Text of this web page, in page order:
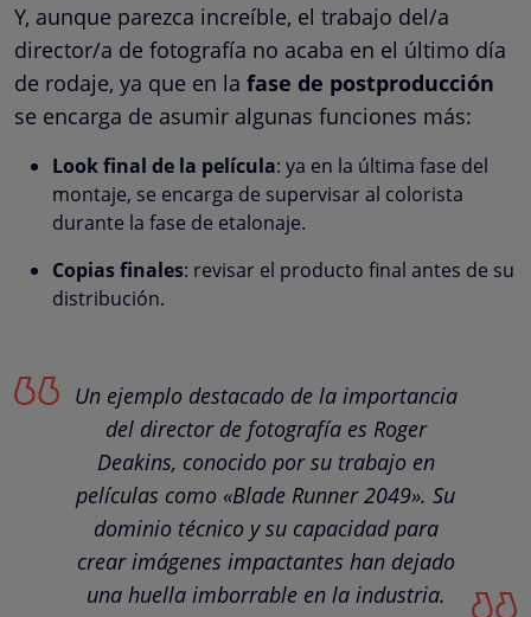
Y, aunque parezca increíble, el trabajo del/a
director/a de fotografía no acaba en el último día
de rodaje, ya que en la fase de postproducción
se encarga de asumir algunas funciones más:
Look final de la película: ya en la última fase del
montaje, se encarga de supervisar al colorista
durante la fase de etalonaje.
Copias finales: revisar el producto final antes de su
distribución.
Un ejemplo destacado de la importancia
del director de fotografía es Roger
Deakins, conocido por su trabajo en
películas como «Blade Runner 2049». Su
dominio técnico y su capacidad para
crear imágenes impactantes han dejado
una huella imborrable en la industria.